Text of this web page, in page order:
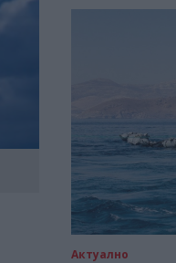
Актуално